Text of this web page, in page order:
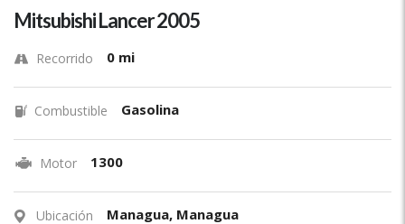
Mitsubishi Lancer 2005
Recorrido 0 mi
Combustible Gasolina
Motor 1300
Ubicación Managua, Managua